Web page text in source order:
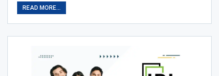
READ MORE...